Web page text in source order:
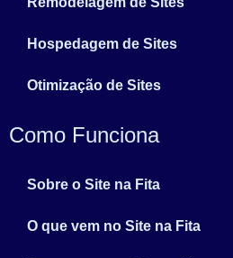
Hospedagem de Sites
Otimização de Sites
Como Funciona
Sobre o Site na Fita
O que vem no Site na Fita